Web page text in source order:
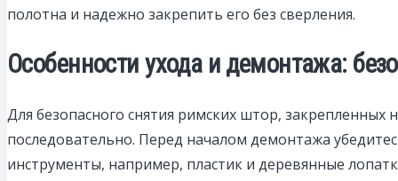
полотна и надежно закрепить его без сверления.
Особенности ухода и демонтажа:
Для безопасного снятия римских штор,
последовательно. Перед началом демонтажа
инструменты, например, пластик и деревянные